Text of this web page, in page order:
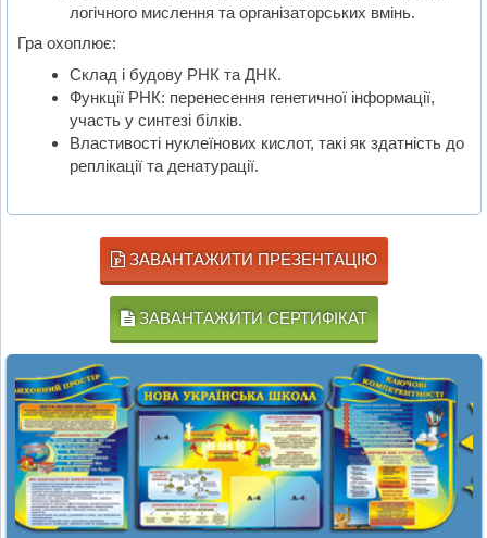
логічного мислення та організаторських вмінь.
Гра охоплює:
Склад і будову РНК та ДНК.
Функції РНК: перенесення генетичної інформації,
участь у синтезі білків.
Властивості нуклеїнових кислот, такі як здатність до
реплікації та денатурації.
ЗАВАНТАЖИТИ ПРЕЗЕНТАЦІЮ
ЗАВАНТАЖИТИ СЕРТИФІКАТ